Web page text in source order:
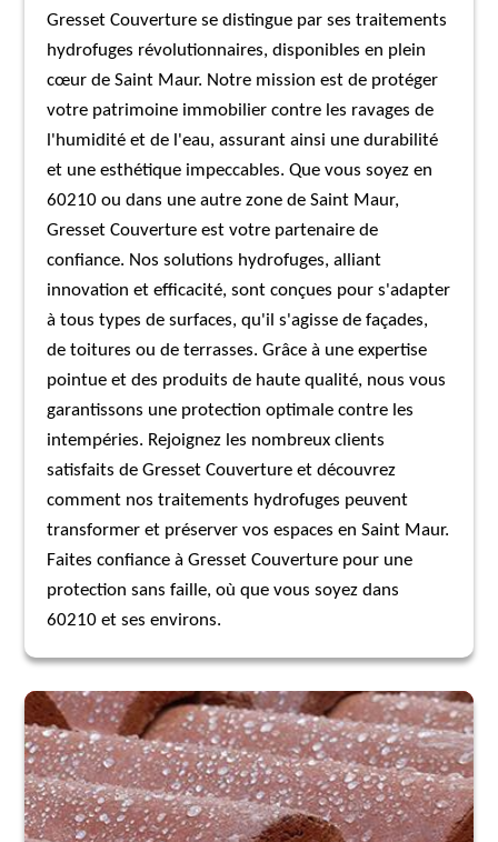
Gresset Couverture se distingue par ses traitements
hydrofuges révolutionnaires, disponibles en plein
cœur de Saint Maur. Notre mission est de protéger
votre patrimoine immobilier contre les ravages de
l'humidité et de l'eau, assurant ainsi une durabilité
et une esthétique impeccables. Que vous soyez en
60210 ou dans une autre zone de Saint Maur,
Gresset Couverture est votre partenaire de
confiance. Nos solutions hydrofuges, alliant
innovation et efficacité, sont conçues pour s'adapter
à tous types de surfaces, qu'il s'agisse de façades,
de toitures ou de terrasses. Grâce à une expertise
pointue et des produits de haute qualité, nous vous
garantissons une protection optimale contre les
intempéries. Rejoignez les nombreux clients
satisfaits de Gresset Couverture et découvrez
comment nos traitements hydrofuges peuvent
transformer et préserver vos espaces en Saint Maur.
Faites confiance à Gresset Couverture pour une
protection sans faille, où que vous soyez dans
60210 et ses environs.